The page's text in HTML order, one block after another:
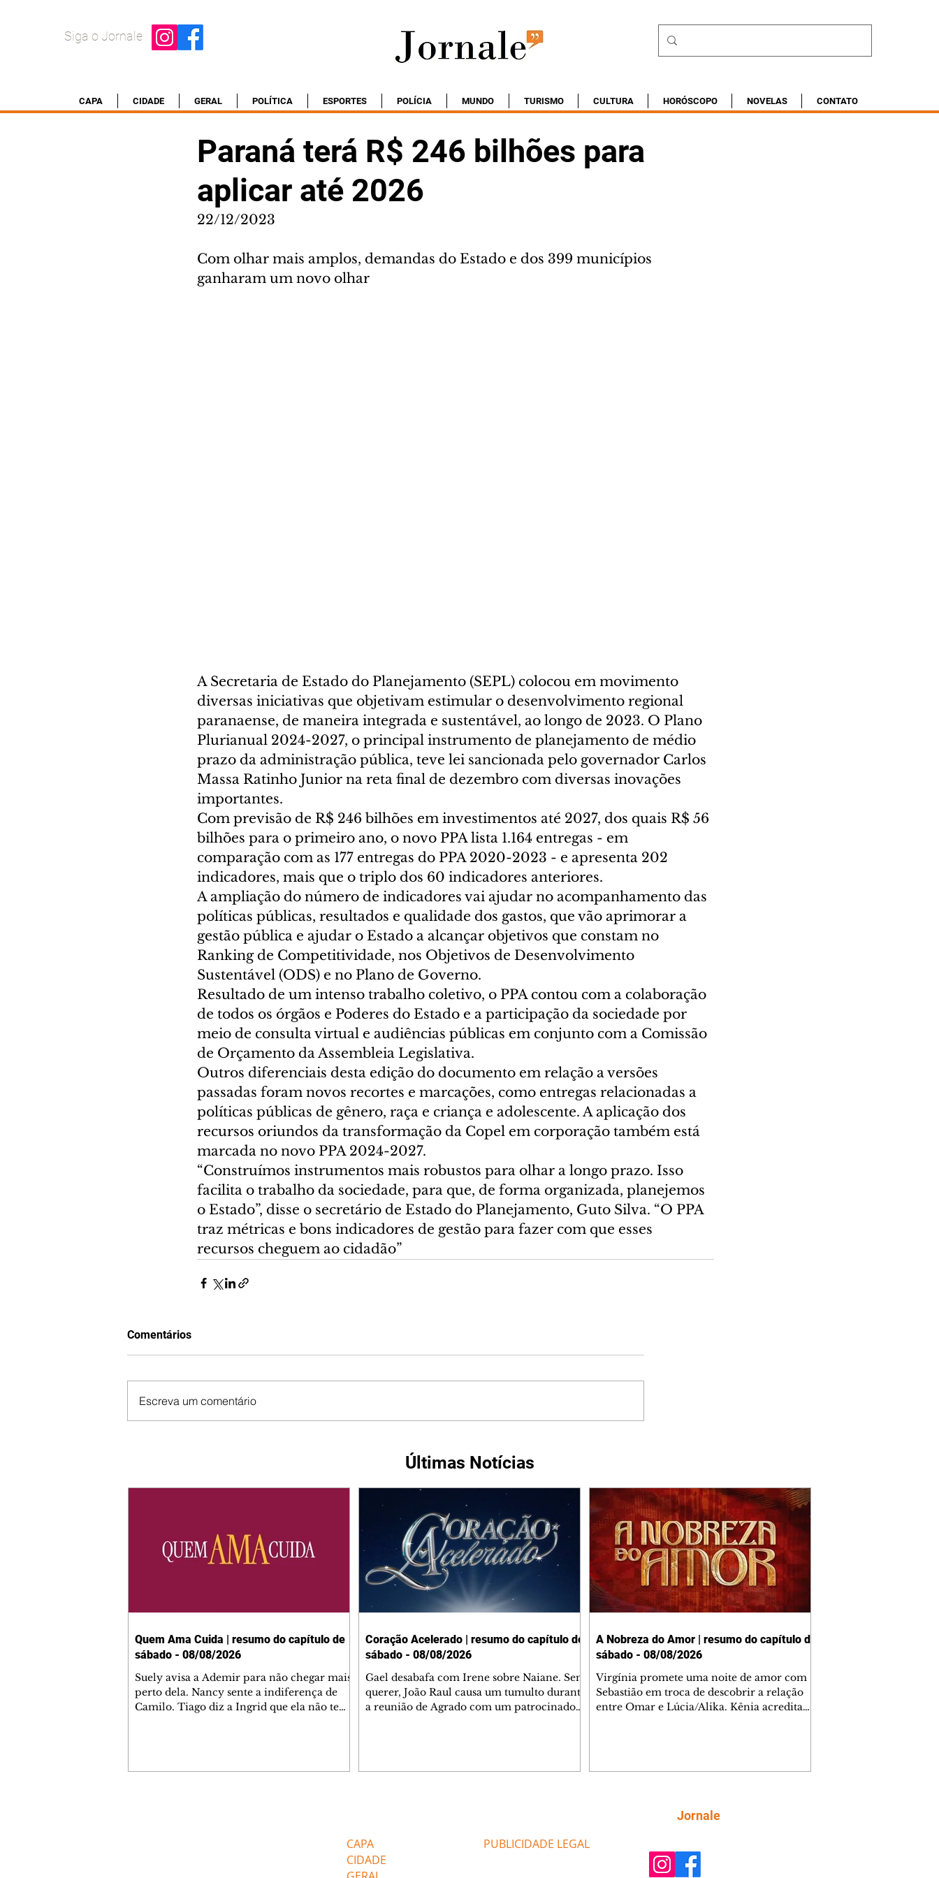
Siga o Jornale
CAPA CIDADE GERAL POLÍTICA ESPORTES POLÍCIA MUNDO TURISMO CULTURA HORÓSCOPO NOVELAS CONTATO
Paraná terá R$ 246 bilhões para
aplicar até 2026
22/12/2023
Com olhar mais amplos, demandas do Estado e dos 399 municípios
ganharam um novo olhar
A Secretaria de Estado do Planejamento (SEPL) colocou em movimento
diversas iniciativas que objetivam estimular o desenvolvimento regional
paranaense, de maneira integrada e sustentável, ao longo de 2023. O Plano
Plurianual 2024-2027, o principal instrumento de planejamento de médio
prazo da administração pública, teve lei sancionada pelo governador Carlos
Massa Ratinho Junior na reta final de dezembro com diversas inovações
importantes.
Com previsão de R$ 246 bilhões em investimentos até 2027, dos quais R$ 56
bilhões para o primeiro ano, o novo PPA lista 1.164 entregas - em
comparação com as 177 entregas do PPA 2020-2023 - e apresenta 202
indicadores, mais que o triplo dos 60 indicadores anteriores.
A ampliação do número de indicadores vai ajudar no acompanhamento das
políticas públicas, resultados e qualidade dos gastos, que vão aprimorar a
gestão pública e ajudar o Estado a alcançar objetivos que constam no
Ranking de Competitividade, nos Objetivos de Desenvolvimento
Sustentável (ODS) e no Plano de Governo.
Resultado de um intenso trabalho coletivo, o PPA contou com a colaboração
de todos os órgãos e Poderes do Estado e a participação da sociedade por
meio de consulta virtual e audiências públicas em conjunto com a Comissão
de Orçamento da Assembleia Legislativa.
Outros diferenciais desta edição do documento em relação a versões
passadas foram novos recortes e marcações, como entregas relacionadas a
políticas públicas de gênero, raça e criança e adolescente. A aplicação dos
recursos oriundos da transformação da Copel em corporação também está
marcada no novo PPA 2024-2027.
“Construímos instrumentos mais robustos para olhar a longo prazo. Isso
facilita o trabalho da sociedade, para que, de forma organizada, planejemos
o Estado”, disse o secretário de Estado do Planejamento, Guto Silva. “O PPA
traz métricas e bons indicadores de gestão para fazer com que esses
recursos cheguem ao cidadão”
Comentários
Escreva um comentário
Últimas Notícias
Quem Ama Cuida | resumo do capítulo de
sábado - 08/08/2026
Suely avisa a Ademir para não chegar mais
perto dela. Nancy sente a indiferença de
Camilo. Tiago diz a Ingrid que ela não tem
que está feliz trabalhando no restaurante de
Coração Acelerado | resumo do capítulo de
sábado - 08/08/2026
Gael desabafa com Irene sobre Naiane. Sem
querer, João Raul causa um tumulto durante
a reunião de Agrado com um patrocinador.
termina o relacionamento dos dois.
A Nobreza do Amor | resumo do capítulo de
sábado - 08/08/2026
Virgínia promete uma noite de amor com
Sebastião em troca de descobrir a relação
entre Omar e Lúcia/Alika. Kênia acredita
comentam sobre a possível jazida de
tungstênio na região. Virgínia provoca
CAPA
CIDADE
PUBLICIDADE LEGAL
Jornale